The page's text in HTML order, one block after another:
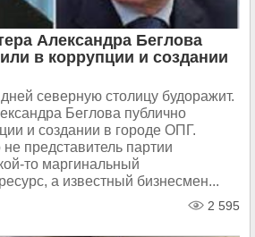
Александра Беглова
в коррупции и создании
северную столицу будоражит.
Беглова публично
и создании в городе ОПГ.
представитель партии
то маргинальный
а известный бизнесмен...
2 595